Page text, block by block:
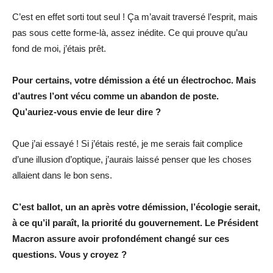
C’est en effet sorti tout seul ! Ça m’avait traversé l’esprit, mais
pas sous cette forme-là, assez inédite. Ce qui prouve qu’au
fond de moi, j’étais prêt.
Pour certains, votre démission a été un électrochoc. Mais
d’autres l’ont vécu comme un abandon de poste.
Qu’auriez-vous envie de leur dire ?
Que j’ai essayé ! Si j’étais resté, je me serais fait complice
d’une illusion d’optique, j’aurais laissé penser que les choses
allaient dans le bon sens.
C’est ballot, un an après votre démission, l’écologie serait,
à ce qu’il paraît, la priorité du gouvernement. Le Président
Macron assure avoir profondément changé sur ces
questions. Vous y croyez ?